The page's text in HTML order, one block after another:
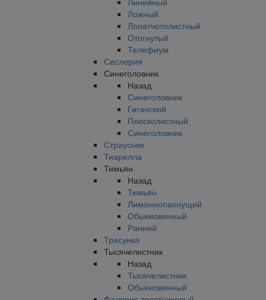
Ложный
Лопатчотолистный
Отогнутый
Телефиум
Сеслерия
Синеголовник
Назад
Синеголовник
Гиганский
Плосколистный
Синеголовник
Страусник
Тиарелла
Тимьян
Назад
Тимьян
Лимоннопахнущий
Обыкновенный
Ранний
Трясунка
Тысячелистник
Назад
Тысячелистник
Обыкновенный